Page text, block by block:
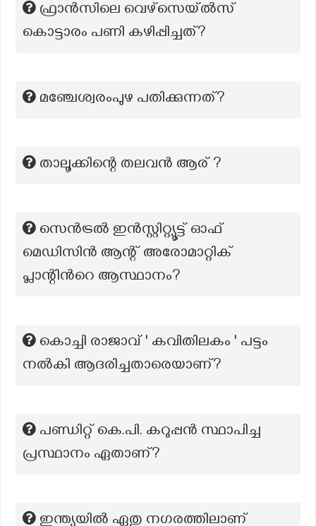
ഫ്രാൻസിലെ വെഴ്സെയ്‌ൽസ്
കൊട്ടാരം പണി കഴിപ്പിച്ചത്?
മഞ്ചേശ്വരംപുഴ പതിക്കുന്നത്?
താലൂക്കിന്റെ തലവൻ ആര് ?
സെൻട്രൽ ഇൻസ്റ്റിറ്റ്യൂട്ട് ഓഫ്
മെഡിസിൻ ആന്റ് അരോമാറ്റിക്
പ്ലാന്റിന്‍റെ ആസ്ഥാനം?
കൊച്ചി രാജാവ് ' കവിതിലകം ' പട്ടം
നല്‍കി ആദരിച്ചതാരെയാണ്?
പണ്ഡിറ്റ് കെ.പി. കറുപ്പൻ സ്ഥാപിച്ച
പ്രസ്ഥാനം ഏതാണ്?
ഇന്ത്യയിൽ ഏതു നഗരത്തിലാണ്